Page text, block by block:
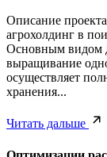
Описание
агрохолдинг в
Основным видом
выращивание
осуществляет
хранения...
Читать дальше